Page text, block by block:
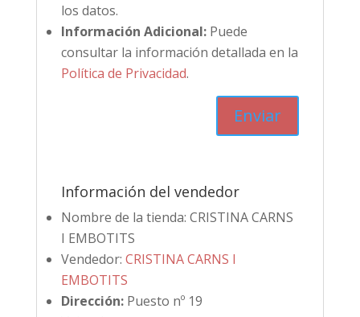
los datos.
Información Adicional:Puede
consultar la información detallada en la
Política de Privacidad.
Información del vendedor
Nombre de la tienda: CRISTINA CARNS
I EMBOTITS
Vendedor: CRISTINA CARNS I
EMBOTITS
Dirección: Puesto nº 19